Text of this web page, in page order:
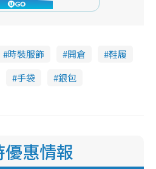
時裝服飾 開倉
鞋履
手袋
銀包
惠情報